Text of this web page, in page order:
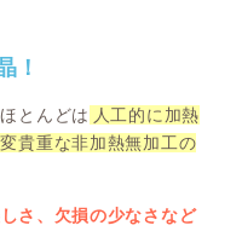
！
とんどは 人工的に加熱
貴重な非加熱無加工の
さ、欠損の少なさなど